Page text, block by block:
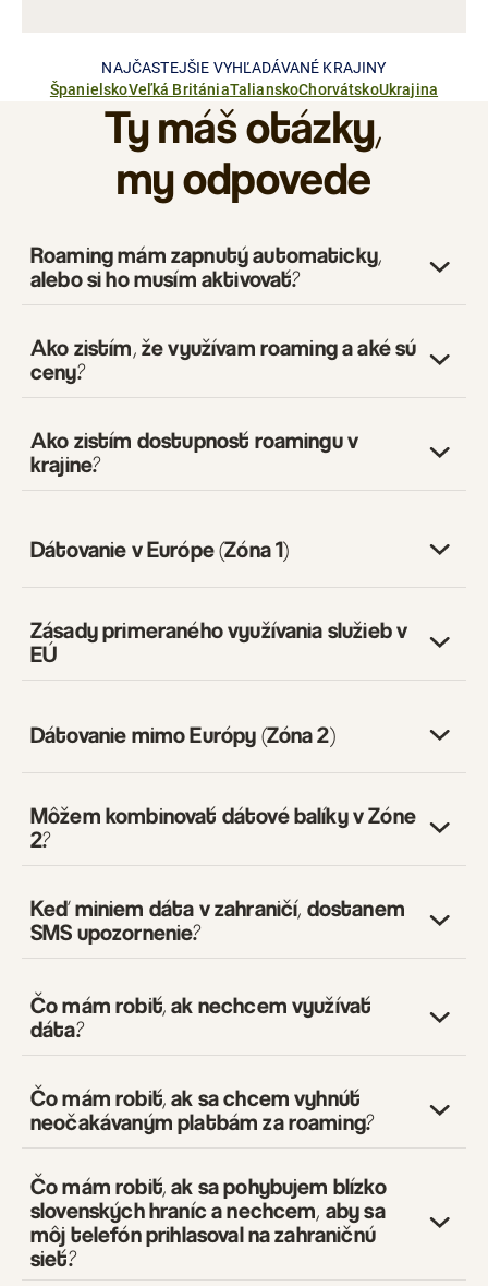
NAJČASTEJŠIE VYHĽADÁVANÉ KRAJINY
ŠpanielskoVeľká BritániaTalianskoChorvátskoUkrajina
Ty mášotázky,
my odpovede
Roaming mám zapnutý automaticky,
alebo si ho musím aktivovať?
Ako zistím, že využívam roaming a aké sú
ceny?
Ako zistím dostupnosť roamingu v
krajine?
Dátovanie v Európe (Zóna 1)
17,4 GB
24,6 GB
33,3 GB
Zásady primeraného využívania služieb v
EÚ
Dátovanie mimo Európy (Zóna 2)
Môžem kombinovať dátové balíky v Zóne
2?
Keď miniem dáta v zahraničí, dostanem
SMS upozornenie?
Čo mám robiť, ak nechcem využívať
dáta?
Čo mám robiť, ak sa chcem vyhnúť
neočakávaným platbám za roaming?
Čo mám robiť, ak sa pohybujem blízko
slovenských hraníc a nechcem, aby sa
môj telefón prihlasoval na zahraničnú
sieť?